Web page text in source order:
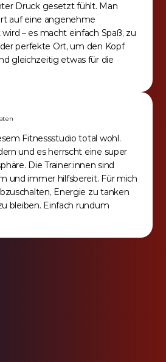
Fitnessstudio total wohl.
und es herrscht eine super
Die Trainer:innen sind
und immer hilfsbereit. Für mich
Energie zu tanken
bleiben. Einfach rundum
Druck gesetzt fühlt. Man
auf eine angenehme
– es macht einfach Spaß, zu
perfekte Ort, um den Kopf
gleichzeitig etwas für die